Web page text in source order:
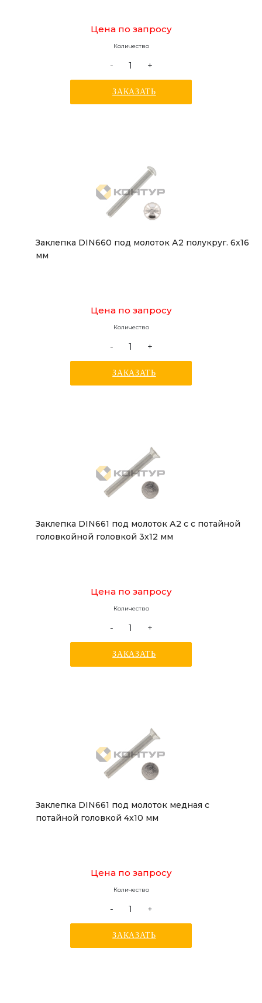
Цена по запросу
Количество
- +
ЗАКАЗАТЬ
Заклепка DIN660 под молоток А2 полукруг. 6x16
мм
Цена по запросу
Количество
- +
ЗАКАЗАТЬ
Заклепка DIN661 под молоток А2 с с потайной
головкойной головкой 3x12 мм
Цена по запросу
Количество
- +
ЗАКАЗАТЬ
Заклепка DIN661 под молоток медная с
потайной головкой 4x10 мм
Цена по запросу
Количество
- +
ЗАКАЗАТЬ